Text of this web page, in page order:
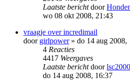
Laatste berichtdoor
wo 08 okt 2008, 21:43
vraagje over incredimail
door girlpower» do 14 aug 2008,
4 Reacties
4417 Weergaves
Laatste berichtdoorlsc2000
do 14 aug 2008, 16:37